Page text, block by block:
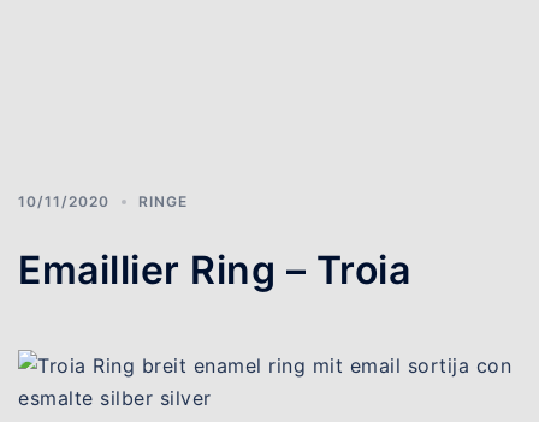
10/11/2020 RINGE
Emaillier Ring – Troia